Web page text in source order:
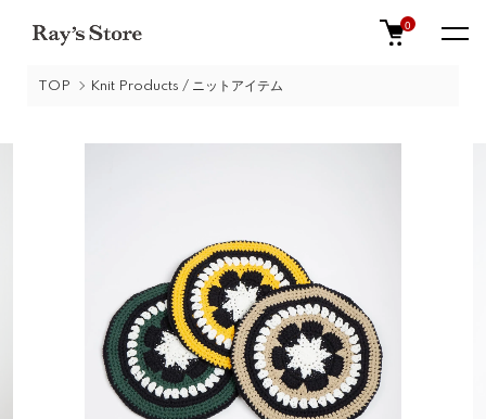
0
TOP Knit Products / ニットアイテム